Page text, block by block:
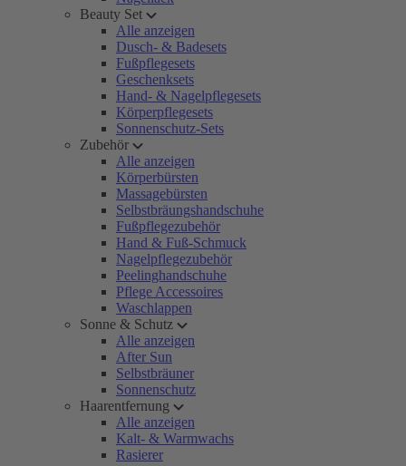
Beauty Set
Alle anzeigen
Dusch- & Badesets
Fußpflegesets
Geschenksets
Hand- & Nagelpflegesets
Körperpflegesets
Sonnenschutz-Sets
Zubehör
Alle anzeigen
Körperbürsten
Massagebürsten
Selbstbräungshandschuhe
Fußpflegezubehör
Hand & Fuß-Schmuck
Nagelpflegezubehör
Peelinghandschuhe
Pflege Accessoires
Waschlappen
Sonne & Schutz
Alle anzeigen
After Sun
Selbstbräuner
Sonnenschutz
Haarentfernung
Alle anzeigen
Kalt- & Warmwachs
Rasierer